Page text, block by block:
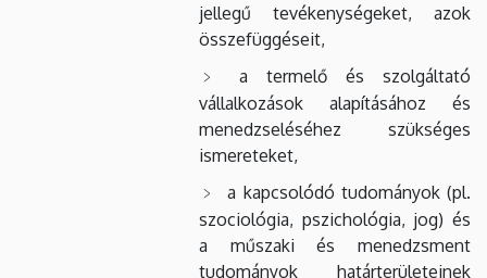
jellegű tevékenységeket, azok
összefüggéseit,
a termelő és szolgáltató
vállalkozások alapításához és
menedzseléséhez szükséges
ismereteket,
a kapcsolódó tudományok (pl.
szociológia, pszichológia, jog) és
a műszaki és menedzsment
tudományok határterületeinek